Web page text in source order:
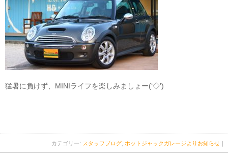
猛暑に負けず、MINIライフを楽しみましょー(‘◇’)ゞ
カテゴリー: スタッフブログ ホットジャックガレージよりお知らせ ｜